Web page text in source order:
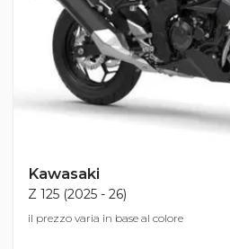
Kawasaki
Z 125 (2025 - 26)
il prezzo varia in base al colore